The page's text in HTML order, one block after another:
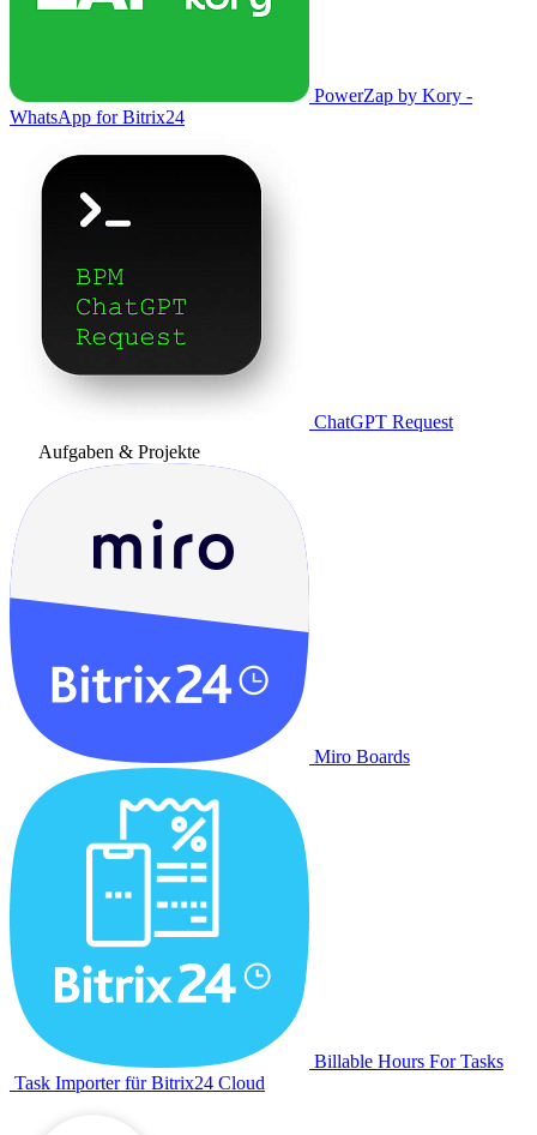
PowerZap by Kory -
WhatsApp for Bitrix24
ChatGPT Request
Aufgaben & Projekte
Miro Boards
Billable Hours For Tasks
Task Importer für Bitrix24 Cloud